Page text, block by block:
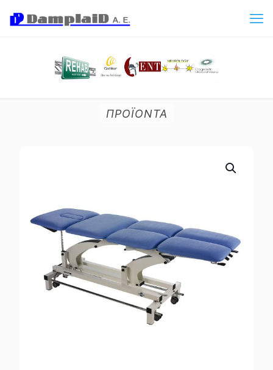
ΠΡΟΪΟΝΤΑ